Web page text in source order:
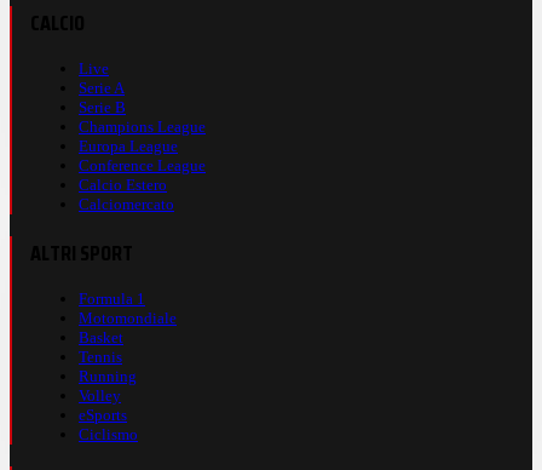
Live
Serie A
Serie B
Champions League
Europa League
Conference League
Calcio Estero
Calciomercato
Formula 1
Motomondiale
Basket
Tennis
Running
Volley
eSports
Ciclismo